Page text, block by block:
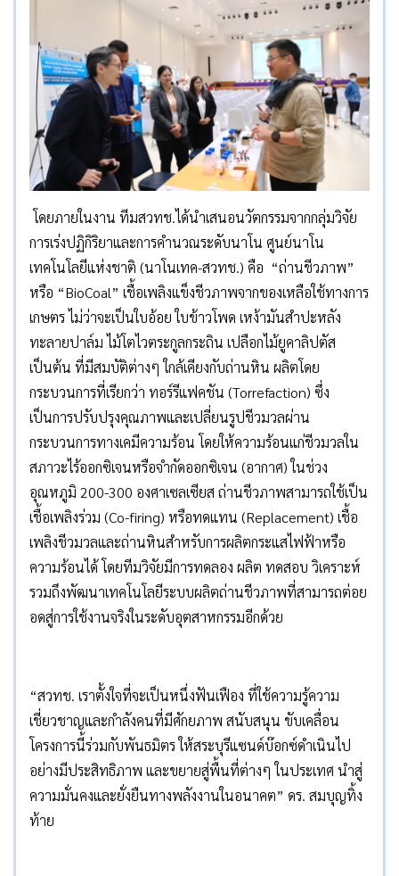
โดยภายในงาน ทีมสวทช.ได้นำเสนอนวัตกรรมจากกลุ่มวิจัย
การเร่งปฏิกิริยาและการคำนวณระดับนาโน ศูนย์นาโน
เทคโนโลยีแห่งชาติ (นาโนเทค-สวทช.) คือ “ถ่านชีวภาพ”
หรือ “BioCoal” เชื้อเพลิงแข็งชีวภาพจากของเหลือใช้ทางการ
เกษตร ไม่ว่าจะเป็นใบอ้อย ใบข้าวโพด เหง้ามันสำปะหลัง
ทะลายปาล์ม ไม้โตไวตระกูลกระถิน เปลือกไม้ยูคาลิปตัส
เป็นต้น ที่มีสมบัติต่างๆ ใกล้เคียงกับถ่านหิน ผลิตโดย
กระบวนการที่เรียกว่า ทอร์รีแฟคชัน (Torrefaction) ซึ่ง
เป็นการปรับปรุงคุณภาพและเปลี่ยนรูปชีวมวลผ่าน
กระบวนการทางเคมีความร้อน โดยให้ความร้อนแก่ชีวมวลใน
สภาวะไร้ออกซิเจนหรือจำกัดออกซิเจน (อากาศ) ในช่วง
อุณหภูมิ 200-300 องศาเซลเซียส ถ่านชีวภาพสามารถใช้เป็น
เชื้อเพลิงร่วม (Co-firing) หรือทดแทน (Replacement) เชื้อ
เพลิงชีวมวลและถ่านหินสำหรับการผลิตกระแสไฟฟ้าหรือ
ความร้อนได้ โดยทีมวิจัยมีการทดลอง ผลิต ทดสอบ วิเคราะห์
รวมถึงพัฒนาเทคโนโลยีระบบผลิตถ่านชีวภาพที่สามารถต่อย
อดสู่การใช้งานจริงในระดับอุตสาหกรรมอีกด้วย
“สวทช. เราตั้งใจที่จะเป็นหนึ่งฟันเฟือง ที่ใช้ความรู้ความ
เชี่ยวชาญและกำลังคนที่มีศักยภาพ สนับสนุน ขับเคลื่อน
โครงการนี้ร่วมกับพันธมิตร ให้สระบุรีแซนด์บ๊อกซ์ดำเนินไป
อย่างมีประสิทธิภาพ และขยายสู่พื้นที่ต่างๆ ในประเทศ นำสู่
ความมั่นคงและยั่งยืนทางพลังงานในอนาคต” ดร. สมบุญทิ้ง
ท้าย